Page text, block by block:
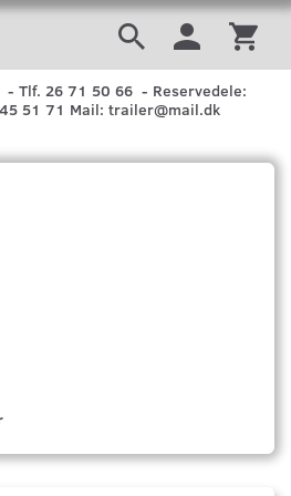
Tlf. 26 71 50 66 - Reservedele:
51 71 Mail: trailer@mail.dk